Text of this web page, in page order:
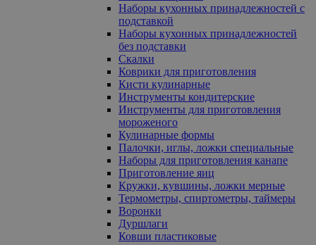
Наборы кухонных принадлежностей с
подставкой
Наборы кухонных принадлежностей
без подставки
Скалки
Коврики для приготовления
Кисти кулинарные
Инструменты кондитерские
Инструменты для приготовления
мороженого
Кулинарные формы
Палочки, иглы, ложки специальные
Наборы для приготовления канапе
Приготовление яиц
Кружки, кувшины, ложки мерные
Термометры, спиртометры, таймеры
Воронки
Дуршлаги
Ковши пластиковые